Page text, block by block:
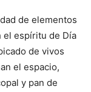
de elementos
el espíritu de Día
de vivos
el espacio,
y pan de